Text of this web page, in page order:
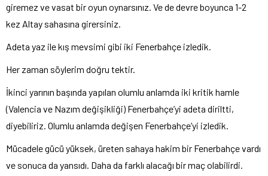
giremez ve vasat bir oyun oynarsınız. Ve de devre boyunca 1-2
kez Altay sahasına girersiniz.
Adeta yaz ile kış mevsimi gibi iki Fenerbahçe izledik.
Her zaman söylerim doğru tektir.
İkinci yarının başında yapılan olumlu anlamda iki kritik hamle
(Valencia ve Nazım değişikliği) Fenerbahçe’yi adeta diriltti,
diyebiliriz. Olumlu anlamda değişen Fenerbahçe’yi izledik.
Mücadele gücü yüksek, üreten sahaya hakim bir Fenerbahçe vardı
ve sonuca da yansıdı. Daha da farklı alacağı bir maç olabilirdi.